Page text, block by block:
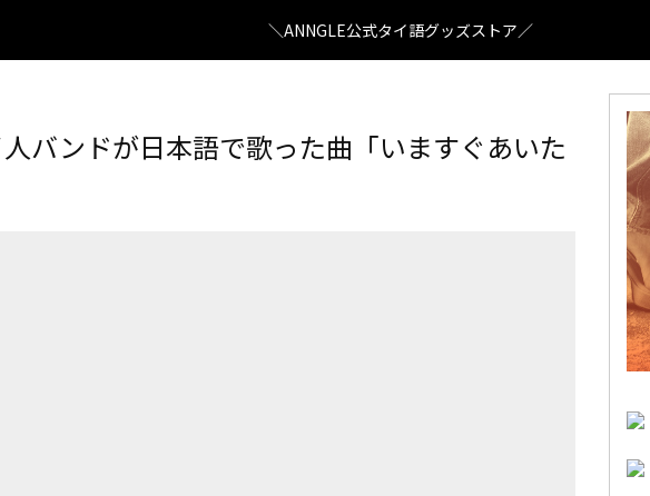
＼ANNGLE公式タイ語グッズストア／
バンドが日本語で歌った曲「いますぐあいた